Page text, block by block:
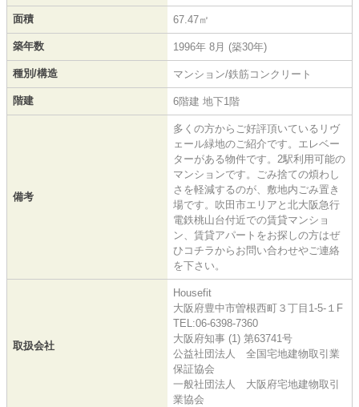
面積 67.47㎡
築年数 1996年 8月 (築30年)
種別/構造 マンション/鉄筋コンクリート
階建 6階建 地下1階
備考
多くの方からご好評頂いているリヴ
ェール緑地のご紹介です。エレベー
ターがある物件です。2駅利用可能の
マンションです。ごみ捨ての煩わし
さを軽減するのが、敷地内ごみ置き
場です。吹田市エリアと北大阪急行
電鉄桃山台付近での賃貸マンショ
ン、賃貸アパートをお探しの方はぜ
ひコチラからお問い合わせやご連絡
を下さい。
取扱会社
Housefit
大阪府豊中市曽根西町３丁目1-5-１F
TEL:06-6398-7360
大阪府知事 (1) 第63741号
公益社団法人 全国宅地建物取引業
保証協会
一般社団法人 大阪府宅地建物取引
業協会